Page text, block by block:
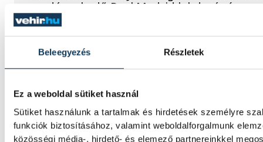
Beleegyezés Részletek
Ez a weboldal sütiket használ
Sütiket használunk a tartalmak és hirdetések személyre
funkciók biztosításához, valamint weboldalforgalmunk
közösségi média-, hirdető- és elemező partnereinkkel
vendégeskedő Real Madrid
képviseletében megkoszorúzta a klub
játékosának, Puskás Ferencnek a sírját a
Bazilika altemplomában.
Súlyos sikerek küszöbén
Három VEDAC-os súlyemelő is bekerült az
Reménységek Versenyére (ORV) készülő